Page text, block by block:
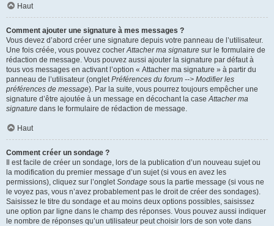
Haut
Comment ajouter une signature à mes messages ?
Vous devez d’abord créer une signature depuis votre panneau de l’utilisateur.
Une fois créée, vous pouvez cocherAttacher ma signature sur le formulaire de
rédaction de message. Vous pouvez aussi ajouter la signature par défaut à
tous vos messages en activant l’option « Attacher ma signature » à partir du
panneau de l’utilisateur (ongletPréférences du forum --> Modifier les
préférences de message). Par la suite, vous pourrez toujours empêcher une
signature d’être ajoutée à un message en décochant la caseAttacher ma
signature dans le formulaire de rédaction de message.
Haut
Comment créer un sondage ?
Il est facile de créer un sondage, lors de la publication d’un nouveau sujet ou
la modification du premier message d’un sujet (si vous en avez les
permissions), cliquez sur l’ongletSondage sous la partie message (si vous ne
le voyez pas, vous n’avez probablement pas le droit de créer des sondages).
Saisissez le titre du sondage et au moins deux options possibles, saisissez
une option par ligne dans le champ des réponses. Vous pouvez aussi indiquer
le nombre de réponses qu’un utilisateur peut choisir lors de son vote dans